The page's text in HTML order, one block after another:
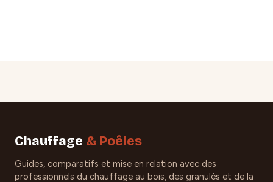
Chauffage & Poêles
Guides, comparatifs et mise en relation avec des
professionnels du chauffage au bois, des granulés et de la